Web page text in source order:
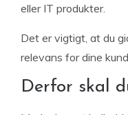
eller IT produkter.
Det er vigtigt, at du
relevans for dine
Derfor skal